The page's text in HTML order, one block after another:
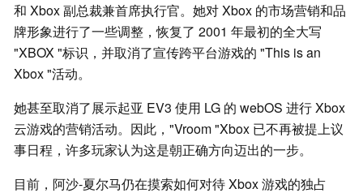
和 Xbox 副总裁兼首席执行官。她对 Xbox 的市场营销和品
牌形象进行了一些调整，恢复了 2001 年最初的全大写
"XBOX "标识，并取消了宣传跨平台游戏的 "This is an
Xbox "活动。
她甚至取消了展示起亚 EV3 使用 LG 的 webOS 进行 Xbox
云游戏的营销活动。因此，"Vroom "Xbox 已不再被提上议
事日程，许多玩家认为这是朝正确方向迈出的一步。
目前，阿沙-夏尔马仍在摸索如何对待 Xbox 游戏的独占